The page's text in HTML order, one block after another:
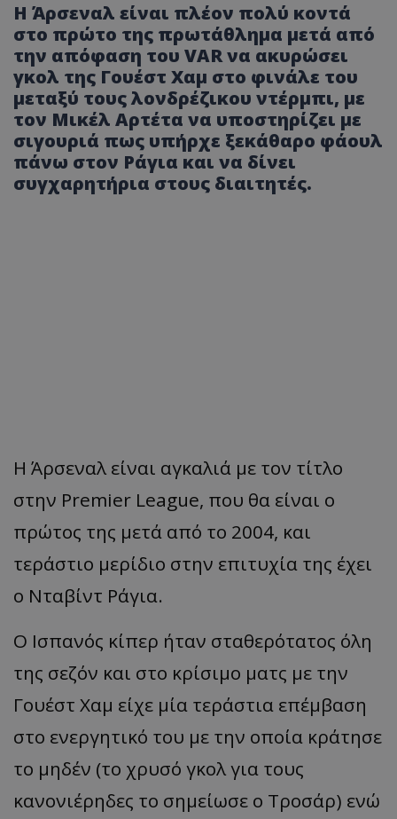
Η Άρσεναλ είναι πλέον πολύ κοντά
στο πρώτο της πρωτάθλημα μετά από
την απόφαση του VAR να ακυρώσει
γκολ της Γουέστ Χαμ στο φινάλε του
μεταξύ τους λονδρέζικου ντέρμπι, με
τον Μικέλ Αρτέτα να υποστηρίζει με
σιγουριά πως υπήρχε ξεκάθαρο φάουλ
πάνω στον Ράγια και να δίνει
συγχαρητήρια στους διαιτητές.
Η Άρσεναλ είναι αγκαλιά με τον τίτλο
στην Premier League, που θα είναι ο
πρώτος της μετά από το 2004, και
τεράστιο μερίδιο στην επιτυχία της έχει
ο Νταβίντ Ράγια.
Ο Ισπανός κίπερ ήταν σταθερότατος όλη
της σεζόν και στο κρίσιμο ματς με την
Γουέστ Χαμ είχε μία τεράστια επέμβαση
στο ενεργητικό του με την οποία κράτησε
το μηδέν (το χρυσό γκολ για τους
κανονιέρηδες το σημείωσε ο Τροσάρ) ενώ